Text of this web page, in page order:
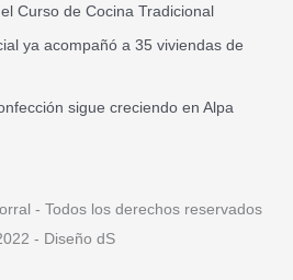
Curso de Cocina Tradicional
ya acompañó a 35 viviendas de
sigue creciendo en Alpa
- Todos los derechos reservados
- Diseño dS